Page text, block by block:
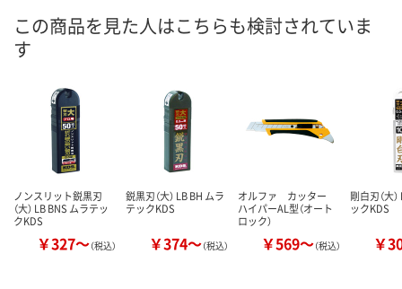
数量
この商品を見た人はこちらも検討されていま
す
ノンスリット鋭黒刃
（大） LB BNS ムラテッ
クKDS
￥327～（税込）
鋭黒刃（大） LB BH ムラ
テックKDS
￥374～（税込）
オルファ カッター
ハイパーAL型（オート
ロック）
￥569～（税込）
剛白刃（大
ックKDS
￥